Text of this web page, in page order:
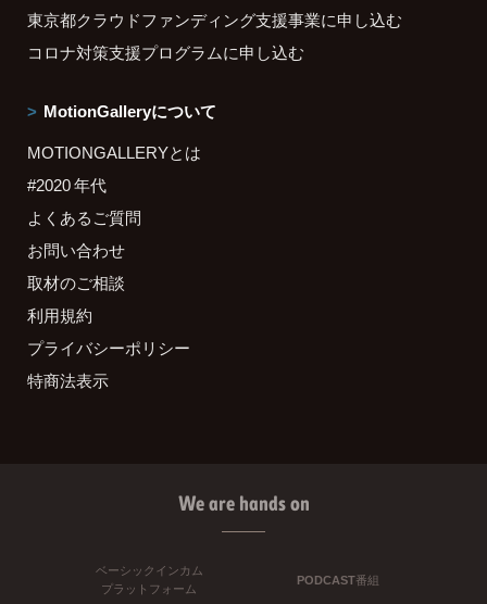
東京都クラウドファンディング支援事業に申し込む
コロナ対策支援プログラムに申し込む
MotionGalleryについて
MOTIONGALLERYとは
#2020 年代
よくあるご質問
お問い合わせ
取材のご相談
利用規約
プライバシーポリシー
特商法表示
We are hands on
ベーシックインカム
プラットフォーム
PODCAST番組